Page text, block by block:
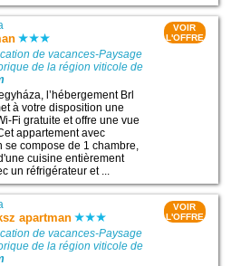
de vacances-Paysage
de la région viticole de
l’hébergement Brl
à votre disposition une
Fi gratuite et offre une vue
appartement avec
se compose de 1 chambre,
cuisine entièrement
un réfrigérateur et ...
VOIR
L'OFFRE
apartman
de vacances-Paysage
de la région viticole de
VOIR
L'OFFRE